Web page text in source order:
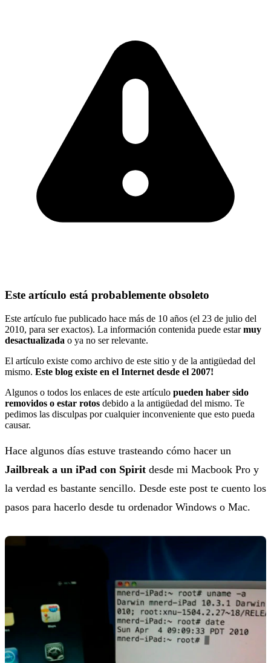
Este artículo está probablemente obsoleto
Este artículo fue publicado hace más de 10 años (el 23 de julio del
2010, para ser exactos). La información contenida puede estarmuy
desactualizada o ya no ser relevante.
El artículo existe como archivo de este sitio y de la antigüedad del
mismo. Este blog existe en el Internet desde el 2007!
Algunos o todos los enlaces de este artículo pueden haber sido
removidos o estar rotos debido a la antigüedad del mismo. Te
pedimos las disculpas por cualquier inconveniente que esto pueda
causar.
Hace algunos días estuve trasteando cómo hacer un
Jailbreak a un iPad con Spirit desde mi Macbook Pro y
la verdad es bastante sencillo. Desde este post te cuento los
pasos para hacerlo desde tu ordenador Windows o Mac.